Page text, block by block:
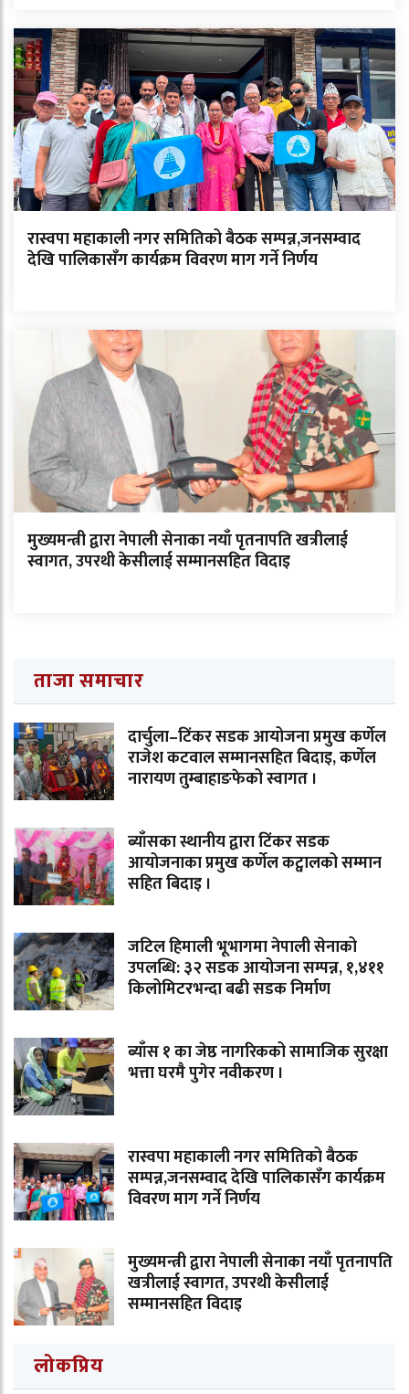
रास्वपा महाकाली नगर समितिको बैठक सम्पन्न,जनसम्वाद
देखि पालिकासँग कार्यक्रम विवरण माग गर्ने निर्णय
मुख्यमन्त्री द्वारा नेपाली सेनाका नयाँ पृतनापति खत्रीलाई
स्वागत, उपरथी केसीलाई सम्मानसहित विदाइ
ताजा समाचार
दार्चुला–टिंकर सडक आयोजना प्रमुख कर्णेल
राजेश कटवाल सम्मानसहित बिदाइ, कर्णेल
नारायण तुम्बाहाङफेको स्वागत ।
ब्याँसका स्थानीय द्वारा टिंकर सडक
आयोजनाका प्रमुख कर्णेल कट्वालको सम्मान
सहित बिदाइ ।
जटिल हिमाली भूभागमा नेपाली सेनाको
उपलब्धि: ३२ सडक आयोजना सम्पन्न, १,४११
किलोमिटरभन्दा बढी सडक निर्माण
ब्याँस १ का जेष्ठ नागरिकको सामाजिक सुरक्षा
भत्ता घरमै पुगेर नवीकरण ।
रास्वपा महाकाली नगर समितिको बैठक
सम्पन्न,जनसम्वाद देखि पालिकासँग कार्यक्रम
विवरण माग गर्ने निर्णय
मुख्यमन्त्री द्वारा नेपाली सेनाका नयाँ पृतनापति
खत्रीलाई स्वागत, उपरथी केसीलाई
सम्मानसहित विदाइ
लोकप्रिय